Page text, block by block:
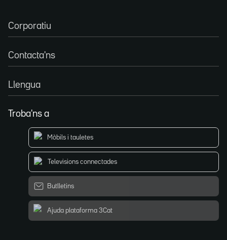
Corporatiu
Contacta'ns
Llengua
Troba'ns a
Mòbils i tauletes
Televisions connectades
Butlletins
Ajuda plataforma 3Cat